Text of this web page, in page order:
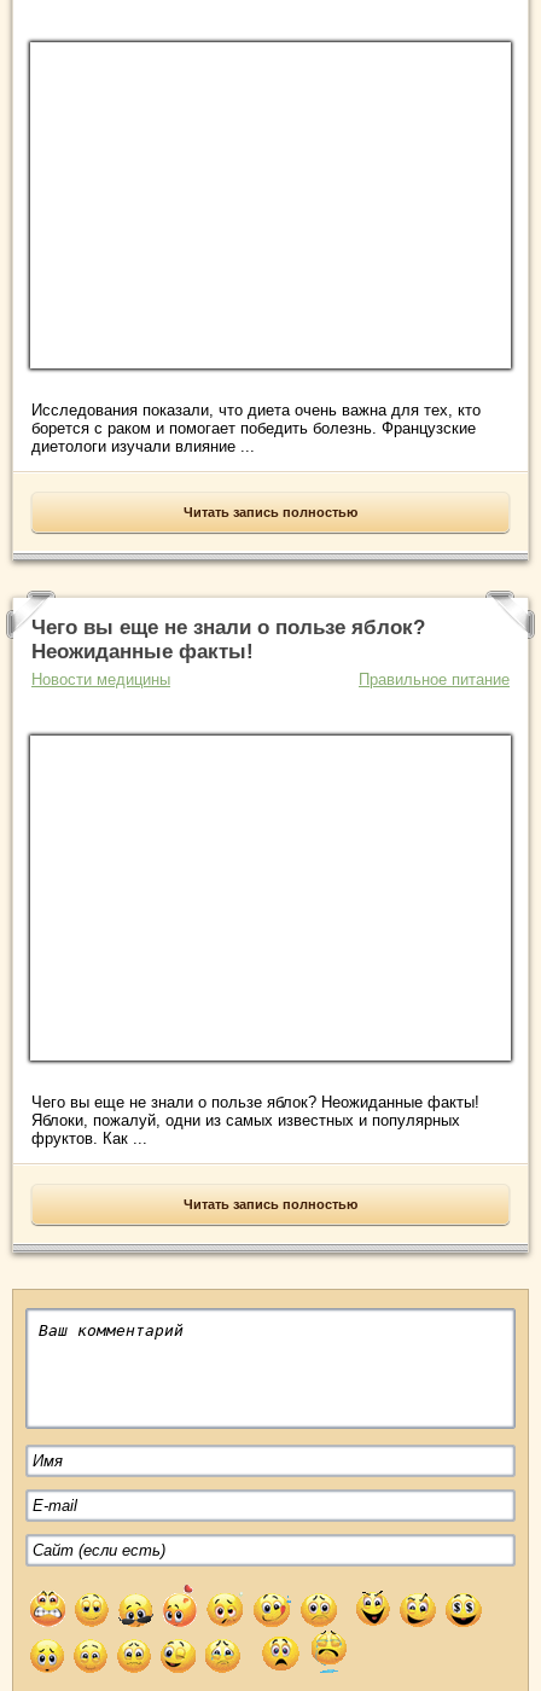
Исследования показали, что диета очень важна для тех, кто
борется с раком и помогает победить болезнь. Французские
диетологи изучали влияние ...
Читать запись полностью
Чего вы еще не знали о пользе яблок?
Неожиданные факты!
Новости медицины Правильное питание
Чего вы еще не знали о пользе яблок? Неожиданные факты!
Яблоки, пожалуй, одни из самых известных и популярных
фруктов. Как ...
Читать запись полностью